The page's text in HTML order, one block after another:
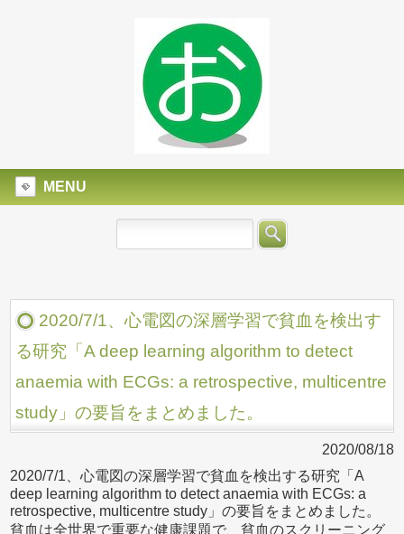
MENU
2020/7/1、心電図の深層学習で貧血を検出す
る研究「A deep learning algorithm to detect
anaemia with ECGs: a retrospective, multicentre
study」の要旨をまとめました。
2020/08/18
2020/7/1、心電図の深層学習で貧血を検出する研究「A
deep learning algorithm to detect anaemia with ECGs: a
retrospective, multicentre study」の要旨をまとめました。
貧血は全世界で重要な健康課題で、貧血のスクリーニング